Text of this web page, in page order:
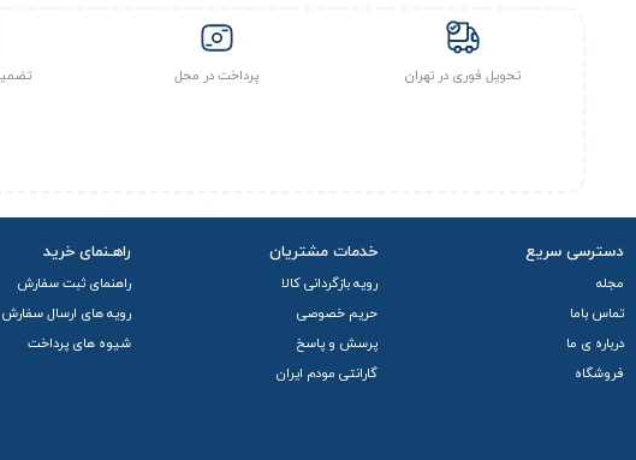
تحویل فوری در تهران پرداخت در محل
دسترسی سریع
مجله
تماس باما
درباره ی ما
فروشگاه
خدمات مشتریان
رویه بازگردانی کالا
حریم خصوصی
پرسش و پاسخ
گارانتی مودم ایران
راهـنمای خرید
راهنمای ثبت سفارش
رویه های ارسال سفارش
شیوه های پرداخت